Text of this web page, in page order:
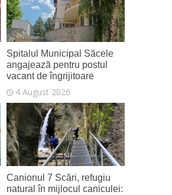
Spitalul Municipal Săcele
angajează pentru postul
vacant de îngrijitoare
4 August 2026
Canionul 7 Scări, refugiu
natural în mijlocul caniculei: